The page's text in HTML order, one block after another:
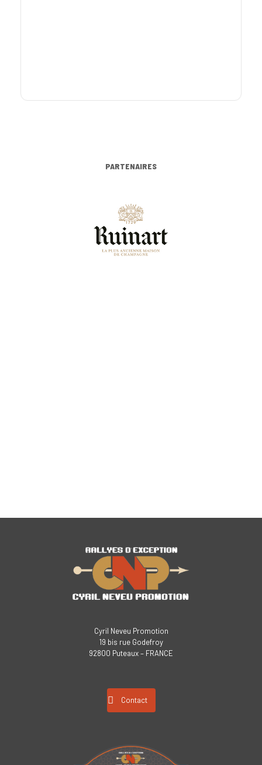
PARTENAIRES
Cyril Neveu Promotion
19 bis rue Godefroy
92800 Puteaux – FRANCE
Contact